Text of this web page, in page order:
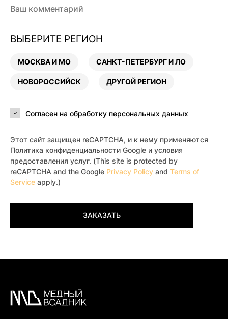
ВЫБЕРИТЕ РЕГИОН
МОСКВА И МО САНКТ-ПЕТЕРБУРГ И ЛО
НОВОРОССИЙСК ДРУГОЙ РЕГИОН
Согласен на обработку персональных данных
Этот сайт защищен reCAPTCHA, и к нему применяются
Политика конфиденциальности Google и условия
предоставления услуг. (This site is protected by
reCAPTCHA and the Google Privacy Policy and Terms of
Service apply.)